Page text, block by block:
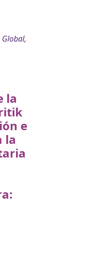
Global,
la
e
la